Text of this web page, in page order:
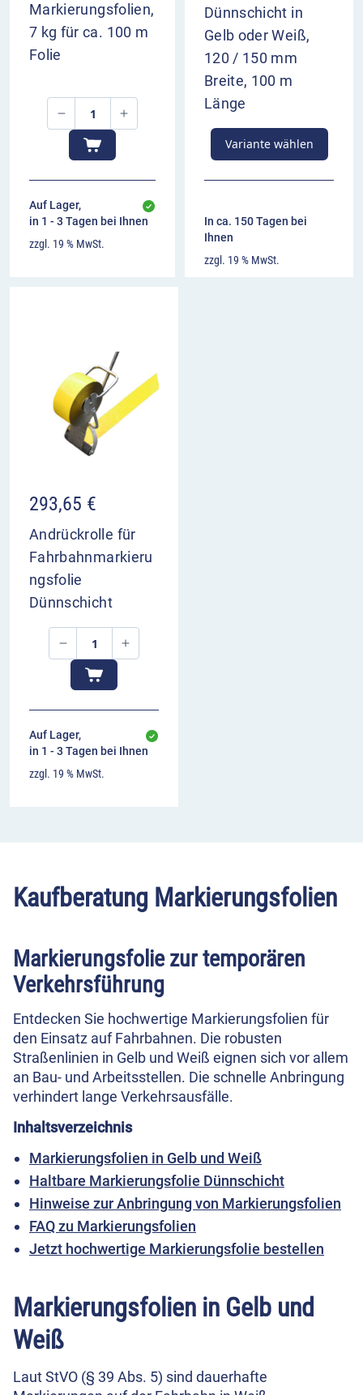
Markierungsfolien,
7 kg für ca. 100 m
Folie
Auf Lager,
in 1 - 3 Tagen bei Ihnen
zzgl. 19 % MwSt.
Dünnschicht in
Gelb oder Weiß,
120 / 150 mm
Breite, 100 m
Länge
Variante wählen
In ca. 150 Tagen bei
Ihnen
zzgl. 19 % MwSt.
293,65 €
Andrückrolle für
Fahrbahnmarkieru
ngsfolie
Dünnschicht
Auf Lager,
in 1 - 3 Tagen bei Ihnen
zzgl. 19 % MwSt.
Kaufberatung Markierungsfolien
Markierungsfolie zur temporären
Verkehrsführung
Entdecken Sie hochwertige Markierungsfolien für
den Einsatz auf Fahrbahnen. Die robusten
Straßenlinien in Gelb und Weiß eignen sich vor allem
an Bau- und Arbeitsstellen. Die schnelle Anbringung
verhindert lange Verkehrsausfälle.
Inhaltsverzeichnis
Markierungsfolien in Gelb und Weiß
Haltbare Markierungsfolie Dünnschicht
Hinweise zur Anbringung von Markierungsfolien
FAQ zu Markierungsfolien
Jetzt hochwertige Markierungsfolie bestellen
Markierungsfolien in Gelb und
Weiß
Laut StVO (§ 39 Abs. 5) sind dauerhafte